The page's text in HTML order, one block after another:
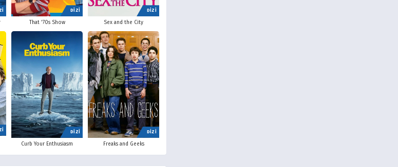
DİZİ
That '70s Show
DİZİ
Sex and the City
DİZİ
Curb Your Enthusiasm
DİZİ
Freaks and Geeks